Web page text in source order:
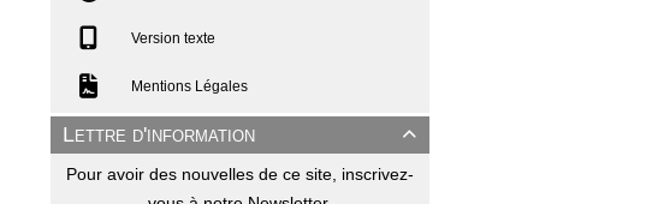
Version texte
Mentions Légales

Lettre d'information
Pour avoir des nouvelles de ce site, inscrivez-